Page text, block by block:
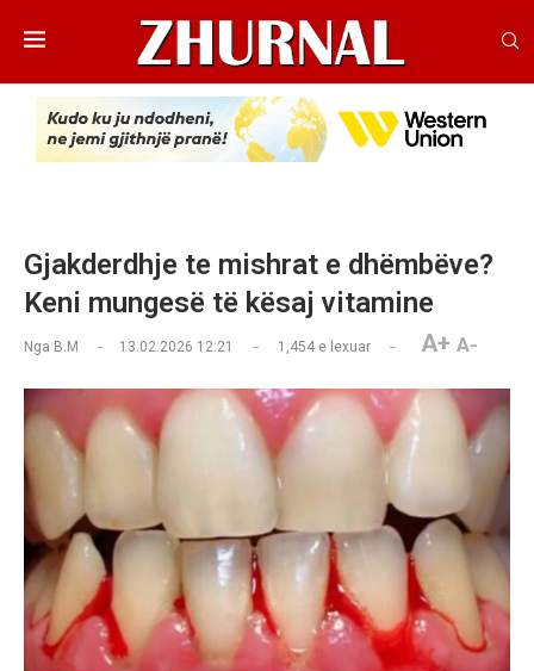
Gjakderdhje te mishrat e dhëmbëve?
Keni mungesë të kësaj vitamine
Nga B.M 13.02.2026 12:21 1,454 e lexuar A+ A-